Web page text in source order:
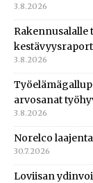
3.8.2026
Rakennusalalle
3.8.2026
arvosanat
3.8.2026
Norelco
30.7.2026
Loviisan